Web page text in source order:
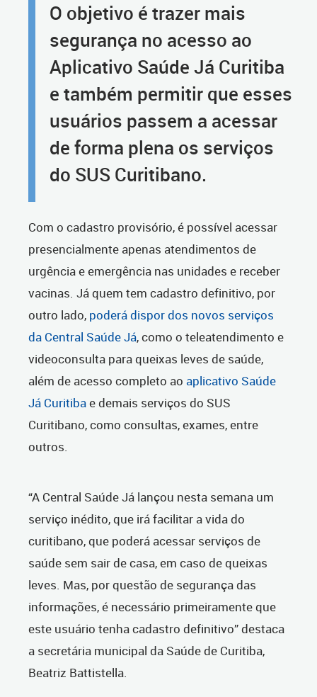
O objetivo é trazer mais
segurança no acesso ao
Aplicativo Saúde Já Curitiba
e também permitir que esses
usuários passem a acessar
de forma plena os serviços
do SUS Curitibano.
Com o cadastro provisório, é possível acessar
presencialmente apenas atendimentos de
urgência e emergência nas unidades e receber
vacinas. Já quem tem cadastro definitivo, por
outro lado, poderá dispor dos novos serviços
da Central Saúde Já, como o teleatendimento e
videoconsulta para queixas leves de saúde,
além de acesso completo ao aplicativo Saúde
Já Curitibae demais serviços do SUS
Curitibano, como consultas, exames, entre
outros.
“A Central Saúde Já lançou nesta semana um
serviço inédito, que irá facilitar a vida do
curitibano, que poderá acessar serviços de
saúde sem sair de casa, em caso de queixas
leves. Mas, por questão de segurança das
informações, é necessário primeiramente que
este usuário tenha cadastro definitivo” destaca
a secretária municipal da Saúde de Curitiba,
Beatriz Battistella.